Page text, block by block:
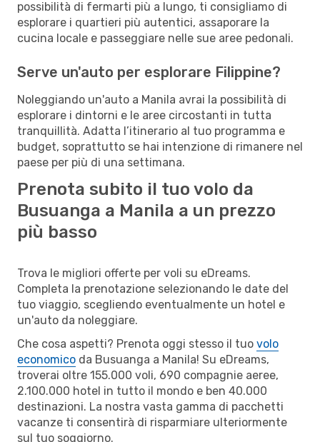
possibilità di fermarti più a lungo, ti consigliamo di
esplorare i quartieri più autentici, assaporare la
cucina locale e passeggiare nelle sue aree pedonali.
Serve un'auto per esplorare Filippine?
Noleggiando un'auto a Manila avrai la possibilità di
esplorare i dintorni e le aree circostanti in tutta
tranquillità. Adatta l’itinerario al tuo programma e
budget, soprattutto se hai intenzione di rimanere nel
paese per più di una settimana.
Prenota subito il tuo volo da
Busuanga a Manila a un prezzo
più basso
Trova le migliori offerte per voli su eDreams.
Completa la prenotazione selezionando le date del
tuo viaggio, scegliendo eventualmente un hotel e
un'auto da noleggiare.
Che cosa aspetti? Prenota oggi stesso il tuo volo
economico da Busuanga a Manila! Su eDreams,
troverai oltre 155.000 voli, 690 compagnie aeree,
2.100.000 hotel in tutto il mondo e ben 40.000
destinazioni. La nostra vasta gamma di pacchetti
vacanze ti consentirà di risparmiare ulteriormente
sul tuo soggiorno.